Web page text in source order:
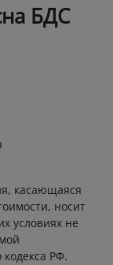
БДС
касающаяся
носит
условиях не
РФ.